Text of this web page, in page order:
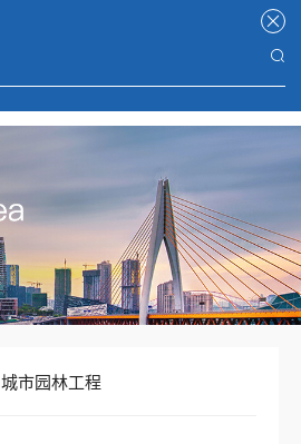
城市园林工程